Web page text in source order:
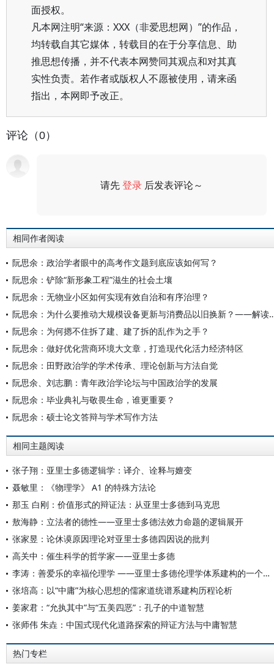
面授权。
凡本网注明“来源：XXX（非爱思想网）”的作品，
均转载自其它媒体，转载目的在于分享信息、助
推思想传播，并不代表本网赞同其观点和对其真
实性负责。若作者或版权人不愿被使用，请来函
指出，本网即予改正。
评论（0）
请先登录 后发表评论～
相同作者阅读
阮思余：政治学者眼中的高考作文题到底应该如何写？
阮思余：铲除“新形象工程”滋生的社会土壤
阮思余：无物业小区如何实现有效自治和有序治理？
阮思余：为什么要推动大规模设备更新与消费品以
阮思余：为何摁不住拆了建、建了拆的乱作为之手？
阮思余：做好优化营商环境大文章，打造现代化活力经济特区
阮思余：田野政治学的学术传承、理论创新与方法自觉
阮思余、刘志鹏：青年政治学论坛与中国政治学的发展
阮思余：毕业典礼与敬畏生命，谁更重要？
阮思余：硕士论文答辩与学术写作方法
相同主题阅读
张子翔：亚里士多德逻辑学：译介、诠释与嬗变
聂敏里：《物理学》 A1 的特殊方法论
那玉 白刚：价值形式的辩证法：从亚里士多德到马克思
敖海静：立法者的德性——亚里士多德法效力命题的逻辑展开
张家昱：论休谟原因理论对亚里士多德四因说的批判
高关中：催生科学的哲学家——亚里士多德
李涛：善爱乐的幸福伦理学 ——亚里士多德伦理学体系建构的一个视角
张培高：以“中庸”为核心思想的儒家道统谱系建构历程论析
姜家君：“允执其中”与“五美四恶”：孔子的中道智慧
张师伟 朱垚：中国式现代化道路探索的辩证方法与中庸智慧
热门专栏